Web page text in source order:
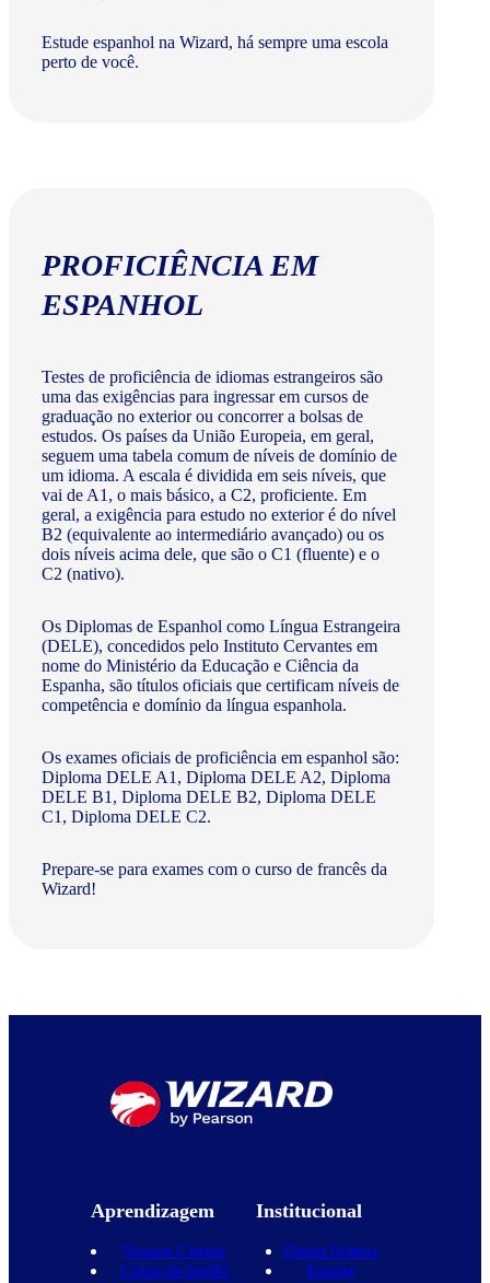
Estude espanhol na Wizard, há sempre uma escola
perto de você.
PROFICIÊNCIA EM
ESPANHOL
Testes de proficiência de idiomas estrangeiros são
uma das exigências para ingressar em cursos de
graduação no exterior ou concorrer a bolsas de
estudos. Os países da União Europeia, em geral,
seguem uma tabela comum de níveis de domínio de
um idioma. A escala é dividida em seis níveis, que
vai de A1, o mais básico, a C2, proficiente. Em
geral, a exigência para estudo no exterior é do nível
B2 (equivalente ao intermediário avançado) ou os
dois níveis acima dele, que são o C1 (fluente) e o
C2 (nativo).
Os Diplomas de Espanhol como Língua Estrangeira
(DELE), concedidos pelo Instituto Cervantes em
nome do Ministério da Educação e Ciência da
Espanha, são títulos oficiais que certificam níveis de
competência e domínio da língua espanhola.
Os exames oficiais de proficiência em espanhol são:
Diploma DELE A1, Diploma DELE A2, Diploma
DELE B1, Diploma DELE B2, Diploma DELE
C1, Diploma DELE C2.
Prepare-se para exames com o curso de francês da
Wizard!
Aprendizagem
Nossos Cursos
Curso de Inglês
Institucional
Quem Somos
Equipe